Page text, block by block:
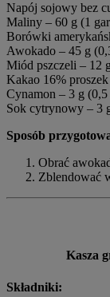
Napój sojowy bez
Maliny – 60 g (1
Borówki
Awokado – 45 g
Miód pszczeli – 12
Kakao 16%
Cynamon – 3 g (0,5
Sok cytrynowy – 3
Sposób
Obrać
Zblendować
Kasza
Składniki: